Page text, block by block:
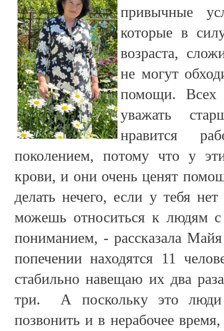
привычные
которые в
возраста,
не могут
помощи. Всех
уважать
нравится
поколением, потому что у
крови, и они очень ценят
делать нечего, если у тебя
можешь относиться к людям
пониманием, - рассказала
попечении находятся 11
стабильно навещаю их два
три. А поскольку это люди
позвонить и в нерабочее